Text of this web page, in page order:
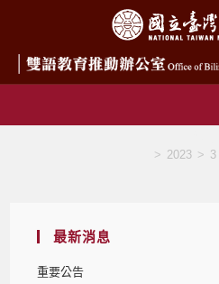
> 2023 > 3
最新消息
重要公告